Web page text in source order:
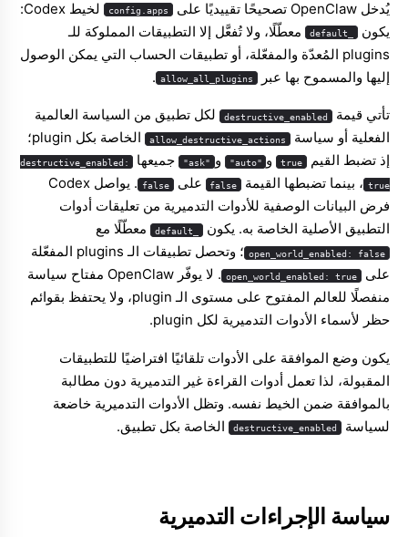
يُدخل OpenClaw تصحيحًا تقييديًا على config.apps
لخيط Codex:
يكون
معطّلًا، ولا تُفعَّل إلا التطبيقات المملوكة للـ
plugins المُعدّة والمفعّلة، أو تطبيقات الحساب التي يمكن الوصول
إليها والمسموح بها عبر
allow_all_plugins
.
تأتي قيمة destructive_enabled لكل تطبيق من السياسة العالمية
الفعلية أو سياسة
allow_destructive_actions
الخاصة بكل plugin؛
إذ تضبط القيم
true و "auto" و "ask" جميعها destructive_enabled:
true ، بينما تضبطها القيمة false على false
. يواصل Codex
فرض البيانات الوصفية للأدوات التدميرية من تعليقات أدوات
التطبيق الأصلية الخاصة به. يكون
معطّلًا مع
open_world_enabled: false
؛ وتحصل تطبيقات الـ plugins المفعّلة
على
open_world_enabled: true
. لا يوفّر OpenClaw مفتاح سياسة
منفصلًا للعالم المفتوح على مستوى الـ plugin، ولا يحتفظ بقوائم
حظر لأسماء الأدوات التدميرية لكل plugin.
يكون وضع الموافقة على الأدوات تلقائيًا افتراضيًا للتطبيقات
المقبولة، لذا تعمل أدوات القراءة غير التدميرية دون مطالبة
بالموافقة ضمن الخيط نفسه. وتظل الأدوات التدميرية خاضعة
لسياسة
destructive_enabled الخاصة بكل تطبيق.
سياسة الإجراءات التدميرية